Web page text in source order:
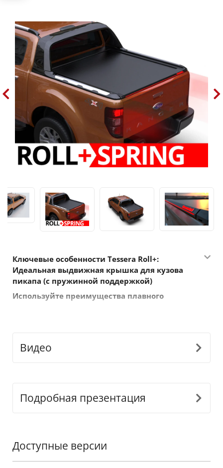
Ключевые особенности Tessera Roll+:
Идеальная выдвижная крышка для кузова
пикапа (с пружинной поддержкой)
Используйте преимущества плавного
использования. Используйте пружинное
движение, чтобы открыть крышку еще быстрее и с
легко переключаясь между ручным, пружинным и
электрическим режимами. Этот модульный
дизайн оптимизирует хранение, минимизирует
Видео
Подробная презентация
Доступные версии